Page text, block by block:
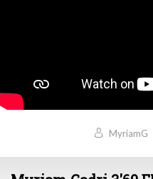
MyriamG